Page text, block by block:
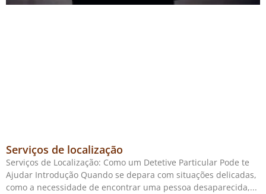
Serviços de localização
Serviços de Localização: Como um Detetive Particular Pode te
Ajudar Introdução Quando se depara com situações delicadas,
como a necessidade de encontrar uma pessoa desaparecida,